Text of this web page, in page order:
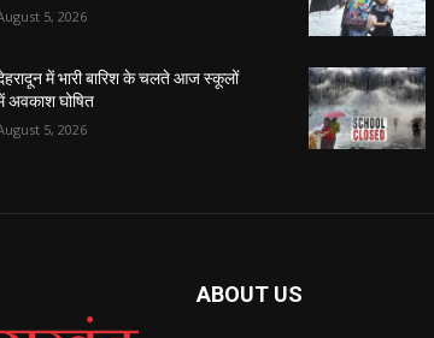
5, 2026
में भारी बारिश के चलते आज स्कूलों
अवकाश घोषित
5, 2026
ABOUT US